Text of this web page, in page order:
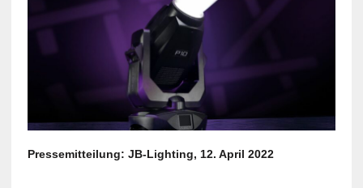
Pressemitteilung: JB-Lighting, 12. April 2022